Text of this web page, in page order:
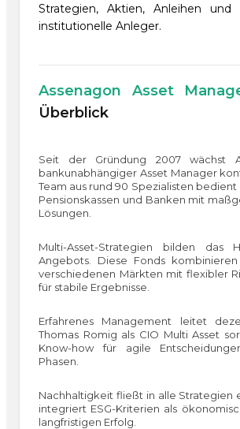
Strategien, Aktien, Anleihen und
institutionelle Anleger.
Assenagon Asset
Überblick
Seit der Gründung 2007 wächst
bankunabhängiger Asset Manager
Team aus rund 90 Spezialisten bedient
Pensionskassen und Banken mit
Lösungen.
Multi-Asset-Strategien bilden das
Angebots. Diese Fonds
verschiedenen Märkten mit flexibler
für stabile Ergebnisse.
Erfahrenes Management leitet
Thomas Romig als CIO Multi Asset
Know-how für agile
Phasen.
Nachhaltigkeit fließt in alle Strategien
integriert ESG-Kriterien als
langfristigen Erfolg.